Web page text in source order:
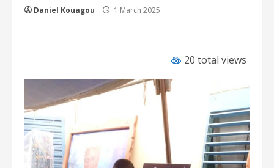
Daniel Kouagou 1 March 2025
20 total views